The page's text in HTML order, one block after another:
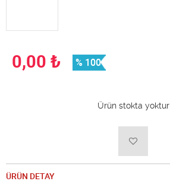
0,00 ₺ % 100
Ürün stokta yoktur
ÜRÜN DETAY